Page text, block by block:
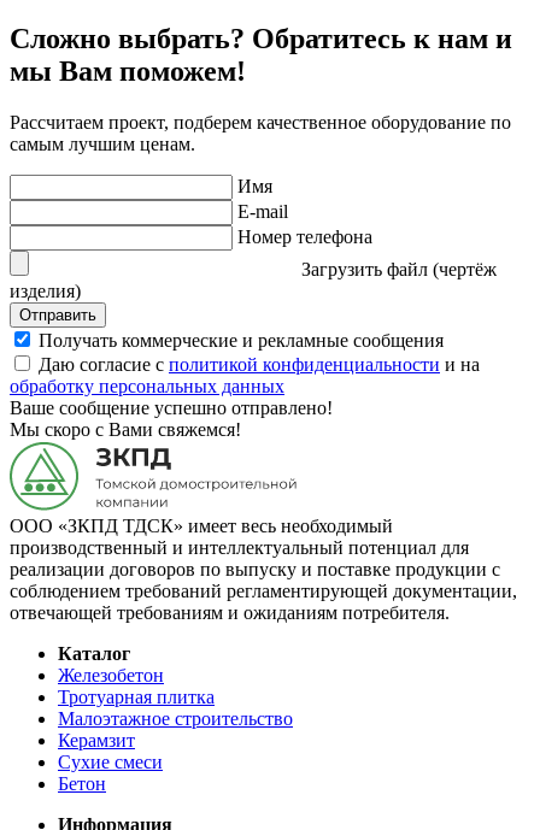
Сложно выбрать? Обратитесь к нам и
мы Вам поможем!
Рассчитаем проект, подберем качественное оборудование по
самым лучшим ценам.
Имя
E-mail
Номер телефона
Загрузить файл (чертёж
изделия)
Отправить
Получать коммерческие и рекламные сообщения
Даю согласие с политикой конфиденциальности и на
обработку персональных данных
Ваше сообщение успешно отправлено!
Мы скоро с Вами свяжемся!
ООО «ЗКПД ТДСК» имеет весь необходимый
производственный и интеллектуальный потенциал для
реализации договоров по выпуску и поставке продукции с
соблюдением требований регламентирующей документации,
отвечающей требованиям и ожиданиям потребителя.
Каталог
Железобетон
Тротуарная плитка
Малоэтажное строительство
Керамзит
Сухие смеси
Бетон
Информация